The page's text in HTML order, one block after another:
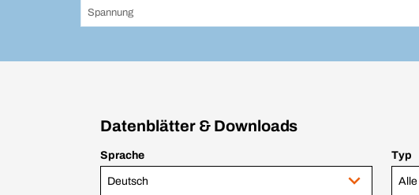
Spannung
Datenblätter & Downloads
Sprache
Deutsch
Typ
Alle